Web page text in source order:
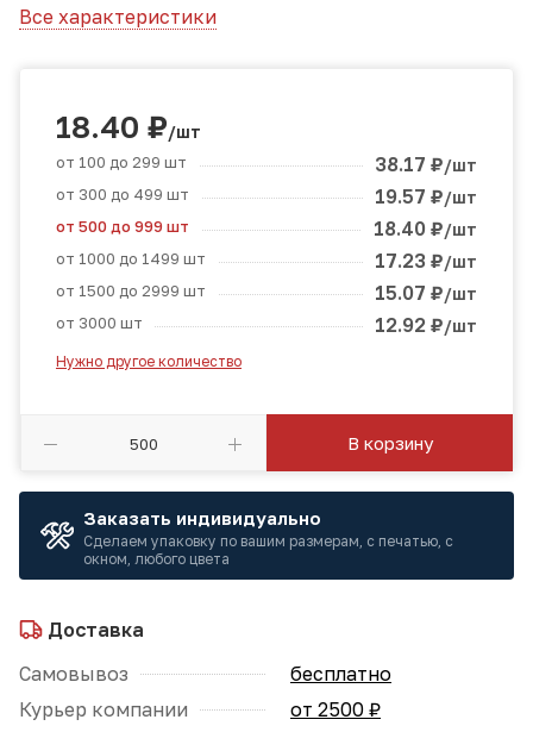
Все характеристики
18.40 ₽/шт
от 100 до 299 шт 38.17 ₽/шт
от 300 до 499 шт 19.57 ₽/шт
от 500 до 999 шт 18.40 ₽/шт
от 1000 до 1499 шт 17.23 ₽/шт
от 1500 до 2999 шт 15.07 ₽/шт
от 3000 шт 12.92 ₽/шт
Нужно другое количество
В корзину
Заказать индивидуально
Сделаем упаковку по вашим размерам, с печатью, с
окном, любого цвета
Доставка
Самовывоз
бесплатно
Курьер компании
от 2500 ₽